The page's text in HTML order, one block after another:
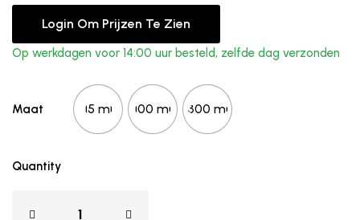
Login Om Prijzen Te Zien
Op werkdagen voor 14:00 uur besteld, zelfde dag verzonden
Maat 15 ml 100 ml 300 ml
Quantity